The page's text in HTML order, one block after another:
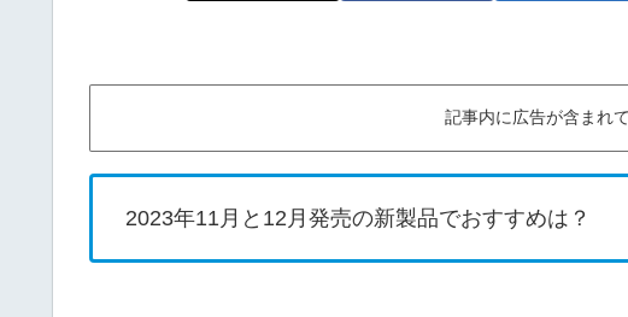
記事内に広告が含まれて
2023年11月と12月発売の新製品でおすすめは？